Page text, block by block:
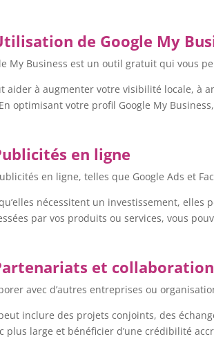
de Google My
My Business est un outil gratuit qui vous
aider à augmenter votre visibilité locale, à
optimisant votre profil Google My
en ligne
en ligne, telles que Google Ads et
nécessitent un investissement,
par vos produits ou services, vous
et
avec d’autres entreprises ou
inclure des projets conjoints, des
plus large et bénéficier d’une crédibilité